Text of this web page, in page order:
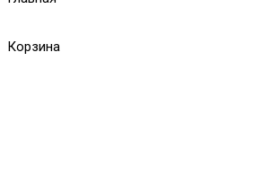
Корзина